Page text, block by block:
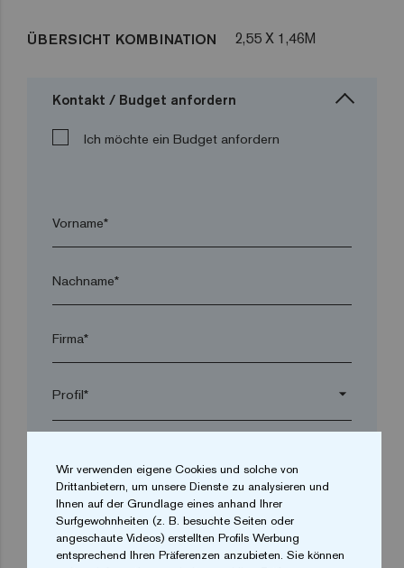
ÜBERSICHT KOMBINATION 2,55 X 1,46M
Kontakt / Budget anfordern
Ich möchte ein Budget anfordern
Vorname*
Nachname*
Firma*
arrow_drop_down
Postleitzahl*
Wir verwenden eigene Cookies und solche von
Drittanbietern, um unsere Dienste zu analysieren und
Ihnen auf der Grundlage eines anhand Ihrer
Surfgewohnheiten (z. B. besuchte Seiten oder
angeschaute Videos) erstellten Profils Werbung
entsprechend Ihren Präferenzen anzubieten. Sie können